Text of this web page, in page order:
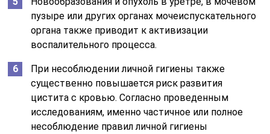
пузыре или других органах мочеиспускательного
органа также приводит к активизации
воспалительного процесса.
При несоблюдении личной гигиены также
существенно повышается риск развития
цистита с кровью. Согласно проведенным
исследованиям, именно частичное или полное
несоблюдение правил личной гигиены